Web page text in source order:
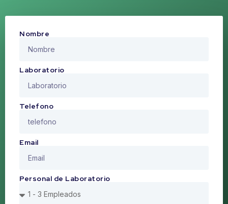
Nombre
Laboratorio
Telefono
Email
Personal de Laboratorio